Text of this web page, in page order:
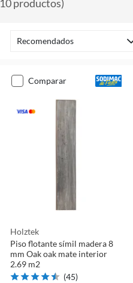
10productos)
Recomendados
comparar
Holztek
Piso flotante símil madera 8
mm Oak oak mate interior
2.69 m2
(45)